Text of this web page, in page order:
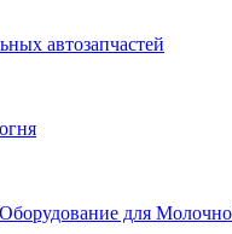
автозапчастей
для